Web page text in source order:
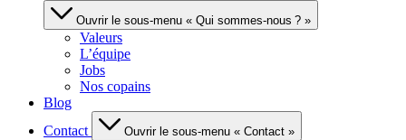
Ouvrir le sous-menu « Qui sommes-nous ? »
Valeurs
L’équipe
Jobs
Nos copains
Blog
Contact
Ouvrir le sous-menu « Contact »